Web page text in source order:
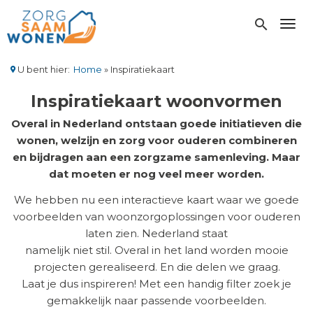
naar
de
gaan
search
U bent hier: Home Inspiratiekaart
Inspiratiekaart woonvormen
Overal in Nederland ontstaan goede initiatieven die
wonen, welzijn en zorg voor ouderen combineren
en bijdragen aan een zorgzame samenleving. Maar
dat moeten er nog veel meer worden.
We hebben nu een interactieve kaart waar we goede
voorbeelden van woonzorgoplossingen voor ouderen
laten zien. Nederland staat
namelijk niet stil. Overal in het land worden mooie
projecten gerealiseerd. En die delen we graag.
Laat je dus inspireren! Met een handig filter zoek je
gemakkelijk naar passende voorbeelden.